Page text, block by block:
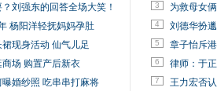
刘强东的回答全场大笑！
杨阳洋轻抚妈妈孕肚
现身活动 仙气儿足
场 购置产后新衣
婚纱照 吃串串打麻将
3 为救母女
4 刘德华扮
5 章子怡斥
6 律师：于
7 王力宏否